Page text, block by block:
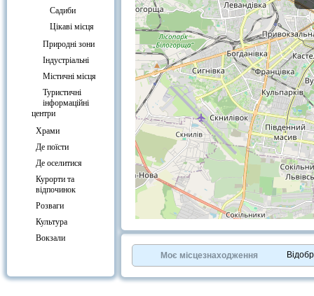
Садиби
Цікаві місця
Природні зони
Індустріальні
Містичні місця
Туристичні
інформаційні
центри
Храми
Де поїсти
Де оселитися
Курорти та
відпочинок
Розваги
Культура
Вокзали
OpenStreetMapcontributors.
»
Моє місцезнаходження